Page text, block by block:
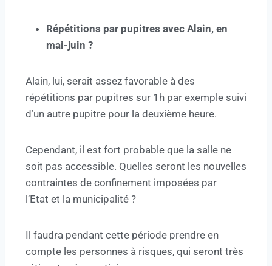
Répétitions par pupitres avec Alain, en
mai-juin ?
Alain, lui, serait assez favorable à des
répétitions par pupitres sur 1h par exemple suivi
d’un autre pupitre pour la deuxième heure.
Cependant, il est fort probable que la salle ne
soit pas accessible. Quelles seront les nouvelles
contraintes de confinement imposées par
l’Etat et la municipalité ?
Il faudra pendant cette période prendre en
compte les personnes à risques, qui seront très